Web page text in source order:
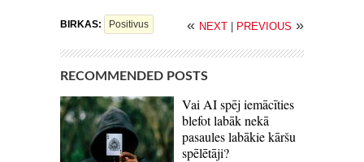
BIRKAS: Positivus « NEXT PREVIOUS »
RECOMMENDED POSTS
Vai AI spēj iemācīties
blefot labāk nekā
pasaules labākie kāršu
spēlētāji?